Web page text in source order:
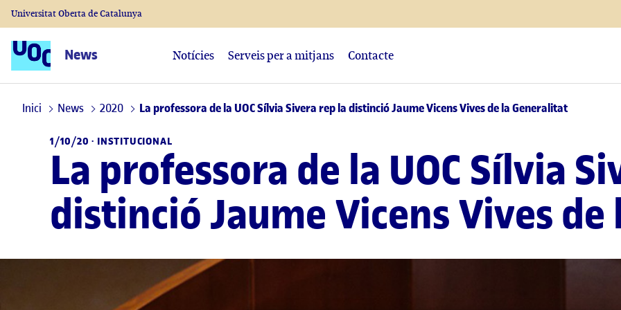
Universitat Oberta de Catalunya
News Notícies Serveis per a mitjans Contacte
Inici News 2020 La professora de la UOC Sílvia Sivera rep la distinció Jaume Vicens Vives de la Generalitat
1/10/20 · INSTITUCIONAL
La professora de la UOC Sílvia
distinció Jaume Vicens Vives